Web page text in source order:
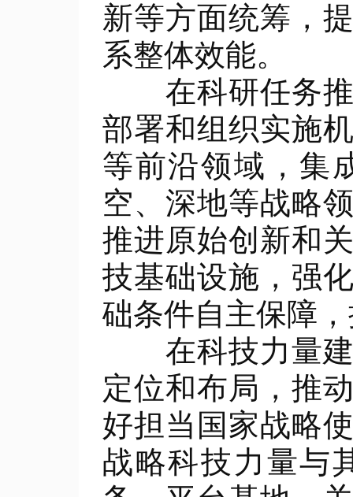
新等方面统筹，
系整体效能。
在科研任务推
部署和组织实施
等前沿领域，集
空、深地等战略
推进原始创新和
技基础设施，强
础条件自主保障
在科技力量建
定位和布局，推
好担当国家战略
战略科技力量与